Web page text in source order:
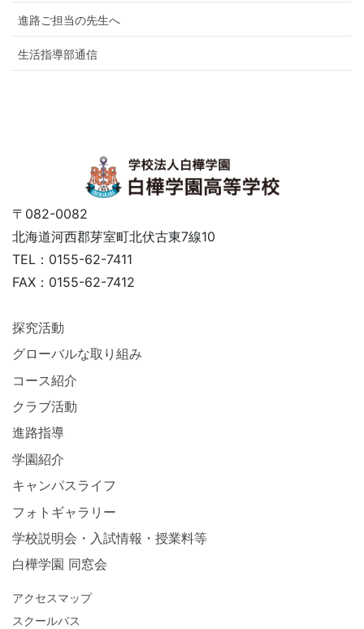
進路ご担当の先生へ
生活指導部通信
〒082-0082
北海道河西郡芽室町北伏古東7線10
TEL：0155-62-7411
FAX：0155-62-7412
探究活動
グローバルな取り組み
コース紹介
クラブ活動
進路指導
学園紹介
キャンパスライフ
フォトギャラリー
学校説明会・入試情報・授業料等
白樺学園 同窓会
アクセスマップ
スクールバス